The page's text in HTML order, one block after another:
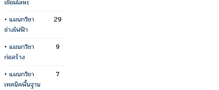
เชื่อมโลหะ
• แผนกวิชา
ช่างไฟฟ้า
29
• แผนกวิชา
ก่อสร้าง
9
• แผนกวิชา
เทคนิคพื้นฐาน
7